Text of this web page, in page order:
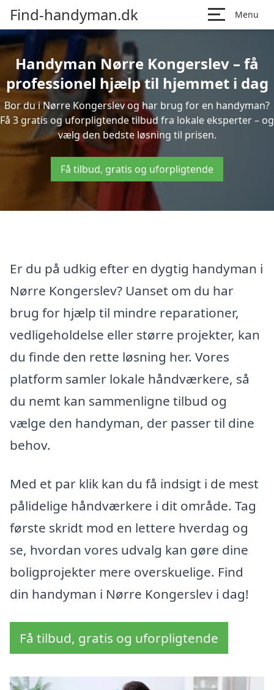
Find-handyman.dk Menu
Handyman Nørre Kongerslev – få
professionel hjælp til hjemmet i dag
Bor du i Nørre Kongerslev og har brug for en handyman?
Få 3 gratis og uforpligtende tilbud fra lokale eksperter – og
vælg den bedste løsning til prisen.
Få tilbud, gratis og uforpligtende
Er du på udkig efter en dygtig handyman i
Nørre Kongerslev? Uanset om du har
brug for hjælp til mindre reparationer,
vedligeholdelse eller større projekter, kan
du finde den rette løsning her. Vores
platform samler lokale håndværkere, så
du nemt kan sammenligne tilbud og
vælge den handyman, der passer til dine
behov.
Med et par klik kan du få indsigt i de mest
pålidelige håndværkere i dit område. Tag
første skridt mod en lettere hverdag og
se, hvordan vores udvalg kan gøre dine
boligprojekter mere overskuelige. Find
din handyman i Nørre Kongerslev i dag!
Få tilbud, gratis og uforpligtende